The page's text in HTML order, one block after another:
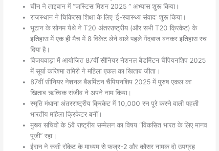
चीन ने ताइवान में “जस्टिस मिशन 2025 ” अभ्यास शुरू किया।
राजस्थान ने चिकित्सा शिक्षा के लिए ‘ई-स्वास्थ्य संवाद’ शुरू किया।
भूटान के सोनम येथे ने T20 अंतरराष्ट्रीय (और सभी T20 क्रिकेट) के
इतिहास में एक ही मैच में 8 विकेट लेने वाले पहले गेंदबाज बनकर इतिहास रच
दिया है।
विजयवाड़ा में आयोजित 87वीं सीनियर नेशनल बैडमिंटन चैंपियनशिप 2025
में सूर्या करिश्मा तमिरी ने महिला एकल का खिताब जीता।
87वीं सीनियर नेशनल बैडमिंटन चैंपियनशिप 2025 में पुरुष एकल का
खिताब ऋत्विक संजीव ने अपने नाम किया।
स्मृति मंधाना अंतरराष्ट्रीय क्रिकेट में 10,000 रन पूरे करने वाली पहली
भारतीय महिला क्रिकेटर बनीं।
मुख्य सचिवों के 5वें राष्ट्रीय सम्मेलन का विषय “विकसित भारत के लिए मानव
पूंजी” रहा।
ईरान ने रूसी रॉकेट के माध्यम से फज्र-2 और कौसर नामक दो उपग्रह